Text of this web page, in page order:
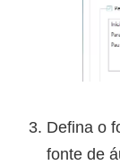
Defina o
fonte de